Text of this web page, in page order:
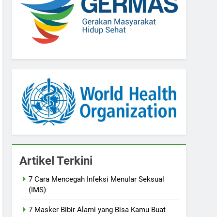
Artikel Terkini
7 Cara Mencegah Infeksi Menular Seksual
(IMS)
7 Masker Bibir Alami yang Bisa Kamu Buat